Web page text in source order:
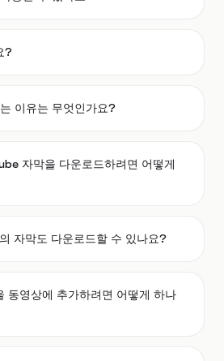
?
이유는 무엇인가요?
자막을 다운로드하려면 어떻게
자막도 다운로드할 수 있나요?
동영상에 추가하려면 어떻게 하나